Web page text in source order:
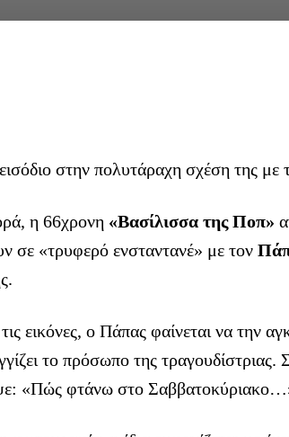
στην πολυτάραχη σχέση της με
η 66χρονη «Βασίλισσα της Ποπ»
σε «τρυφερό ενσταντανέ» με τον
εικόνες, ο Πάπας φαίνεται να την
το πρόσωπο της
«Πώς φτάνω στο